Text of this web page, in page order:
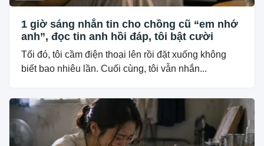
1 giờ sáng nhắn tin cho chồng cũ “em nhớ
anh”, đọc tin anh hồi đáp, tôi bật cười
Tối đó, tôi cầm điện thoại lên rồi đặt xuống không
biết bao nhiêu lần. Cuối cùng, tôi vẫn nhắn...